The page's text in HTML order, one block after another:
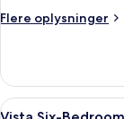
Flere oplysninger
Flere
5
Bedroom
Grand
Indlæs
6